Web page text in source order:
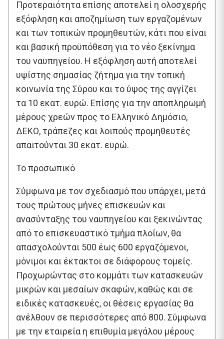
Προτεραιότητα επίσης αποτελεί η ολοσχερής
εξόφληση και αποζημίωση των εργαζομένων
και των τοπικών προμηθευτών, κάτι που είναι
και βασική προϋπόθεση για το νέο ξεκίνημα
του ναυπηγείου. Η εξόφληση αυτή αποτελεί
υψίστης σημασίας ζήτημα για την τοπική
κοινωνία της Σύρου και το ύψος της αγγίζει
τα 10 εκατ. ευρώ. Επίσης για την αποπληρωμή
μέρους χρεών προς το Ελληνικό Δημόσιο,
ΔΕΚΟ, τράπεζες και λοιπούς προμηθευτές
απαιτούνται 30 εκατ. ευρώ.
Το προσωπικό
Σύμφωνα με τον σχεδιασμό που υπάρχει, μετά
τους πρώτους μήνες επισκευών και
ανασύνταξης του ναυπηγείου και ξεκινώντας
από το επισκευαστικό τμήμα πλοίων, θα
απασχολούνται 500 έως 600 εργαζόμενοι,
μόνιμοι και έκτακτοι σε διάφορους τομείς.
Προχωρώντας στο κομμάτι των κατασκευών
μικρών και μεσαίων σκαφών, καθώς και σε
ειδικές κατασκευές, οι θέσεις εργασίας θα
ανέλθουν σε περισσότερες από 800. Σύμφωνα
με την εταιρεία η επιθυμία μεγάλου μέρους